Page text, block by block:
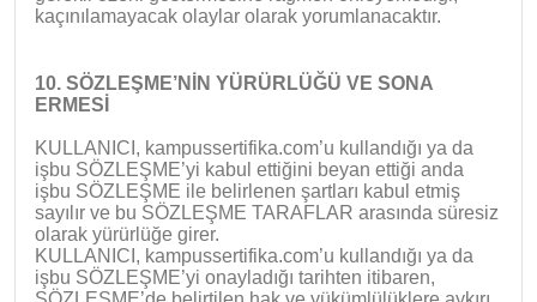
kaçınılamayacak olaylar olarak yorumlanacaktır.
10. SÖZLEŞME’NİN YÜRÜRLÜĞÜ VE SONA
ERMESİ
KULLANICI, kampussertifika.com’u kullandığı ya da
işbu SÖZLEŞME’yi kabul ettiğini beyan ettiği anda
işbu SÖZLEŞME ile belirlenen şartları kabul etmiş
sayılır ve bu SÖZLEŞME TARAFLAR arasında süresiz
olarak yürürlüğe girer.
KULLANICI, kampussertifika.com’u kullandığı ya da
işbu SÖZLEŞME’yi onayladığı tarihten itibaren,